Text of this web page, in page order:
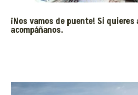
¡Nos vamos de puente! Si quieres
acompáñanos.